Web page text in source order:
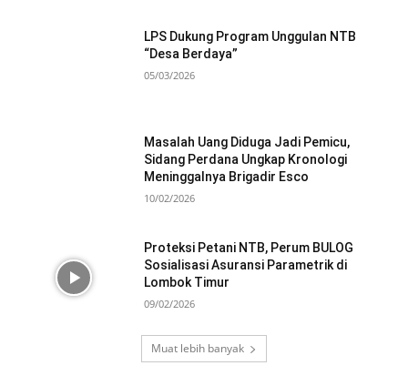
LPS Dukung Program Unggulan NTB
“Desa Berdaya”
05/03/2026
Masalah Uang Diduga Jadi Pemicu,
Sidang Perdana Ungkap Kronologi
Meninggalnya Brigadir Esco
10/02/2026
Proteksi Petani NTB, Perum BULOG
Sosialisasi Asuransi Parametrik di
Lombok Timur
09/02/2026
Muat lebih banyak